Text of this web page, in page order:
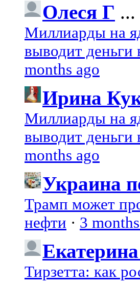
Олеся Г ...
Миллиарды на
выводит
months ago
Ирина
Миллиарды на
выводит
months ago
Украина
Трамп может
нефти · 3
Тирзетта: как